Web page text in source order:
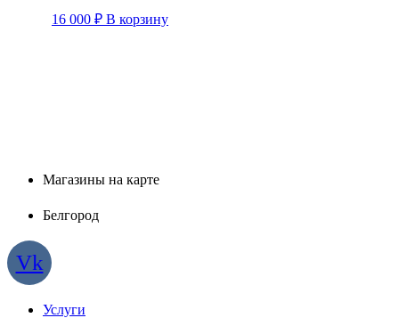
16 000 ₽ В корзину
Магазины на карте
Белгород
Vk
Услуги